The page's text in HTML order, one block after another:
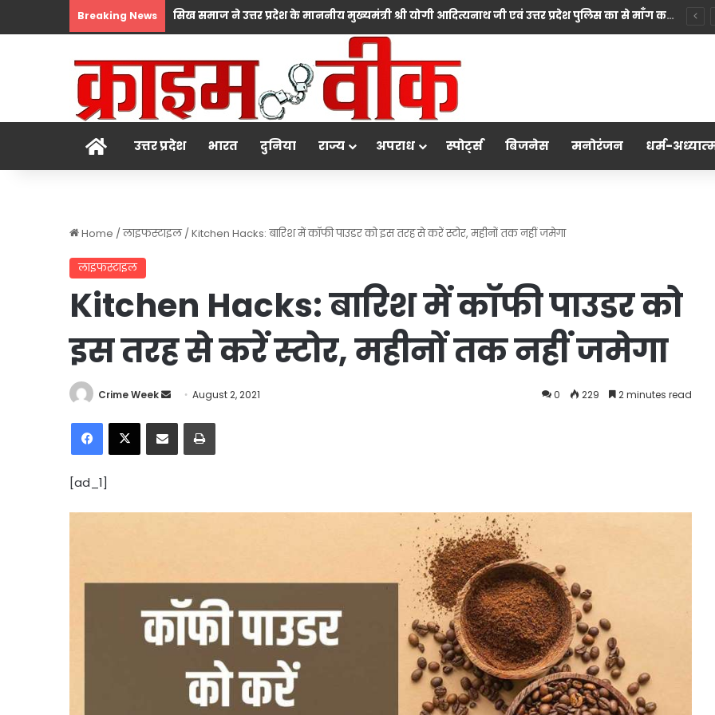
Breaking News सिख समाज ने उत्तर प्रदेश के माननीय मुख्यमंत्री श्री योगी आदित्यनाथ जी एवं उत्तर प्रदेश पुलिस का से माँग करते हुए कहा कि प्रदेश सरकार सदैव सभी धर्मों की भावनाओं का सम्मान करते हुए न्याय सुनिश्चित करने के लिए प्रतिबद्ध है।
होम उत्तर प्रदेश भारत दुनिया राज्य अपराध स्पोर्ट्स बिजनेस मनोरंजन धर्म-
Home /लाइफस्टाइल /Kitchen Hacks: बारिश में कॉफी पाउडर को इस तरह से करें स्टोर, महीनों तक नहीं जमेगा
लाइफस्टाइल
Kitchen Hacks: बारिश में कॉफी पाउडर को
इस तरह से करें स्टोर, महीनों तक नहीं जमेगा
Crime Week
Send
email
August 2, 2021 0 229 2 minutes read
Facebook
X Share via Email Print
[ad_1]